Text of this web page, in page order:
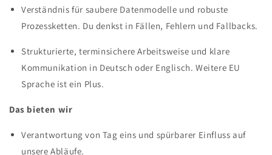
Verständnis für saubere Datenmodelle und robuste
Prozessketten. Du denkst in Fällen, Fehlern und Fallbacks.
Strukturierte, terminsichere Arbeitsweise und klare
Kommunikation in Deutsch oder Englisch. Weitere EU
Sprache ist ein Plus.
Das bieten wir
Verantwortung von Tag eins und spürbarer Einfluss auf
unsere Abläufe.